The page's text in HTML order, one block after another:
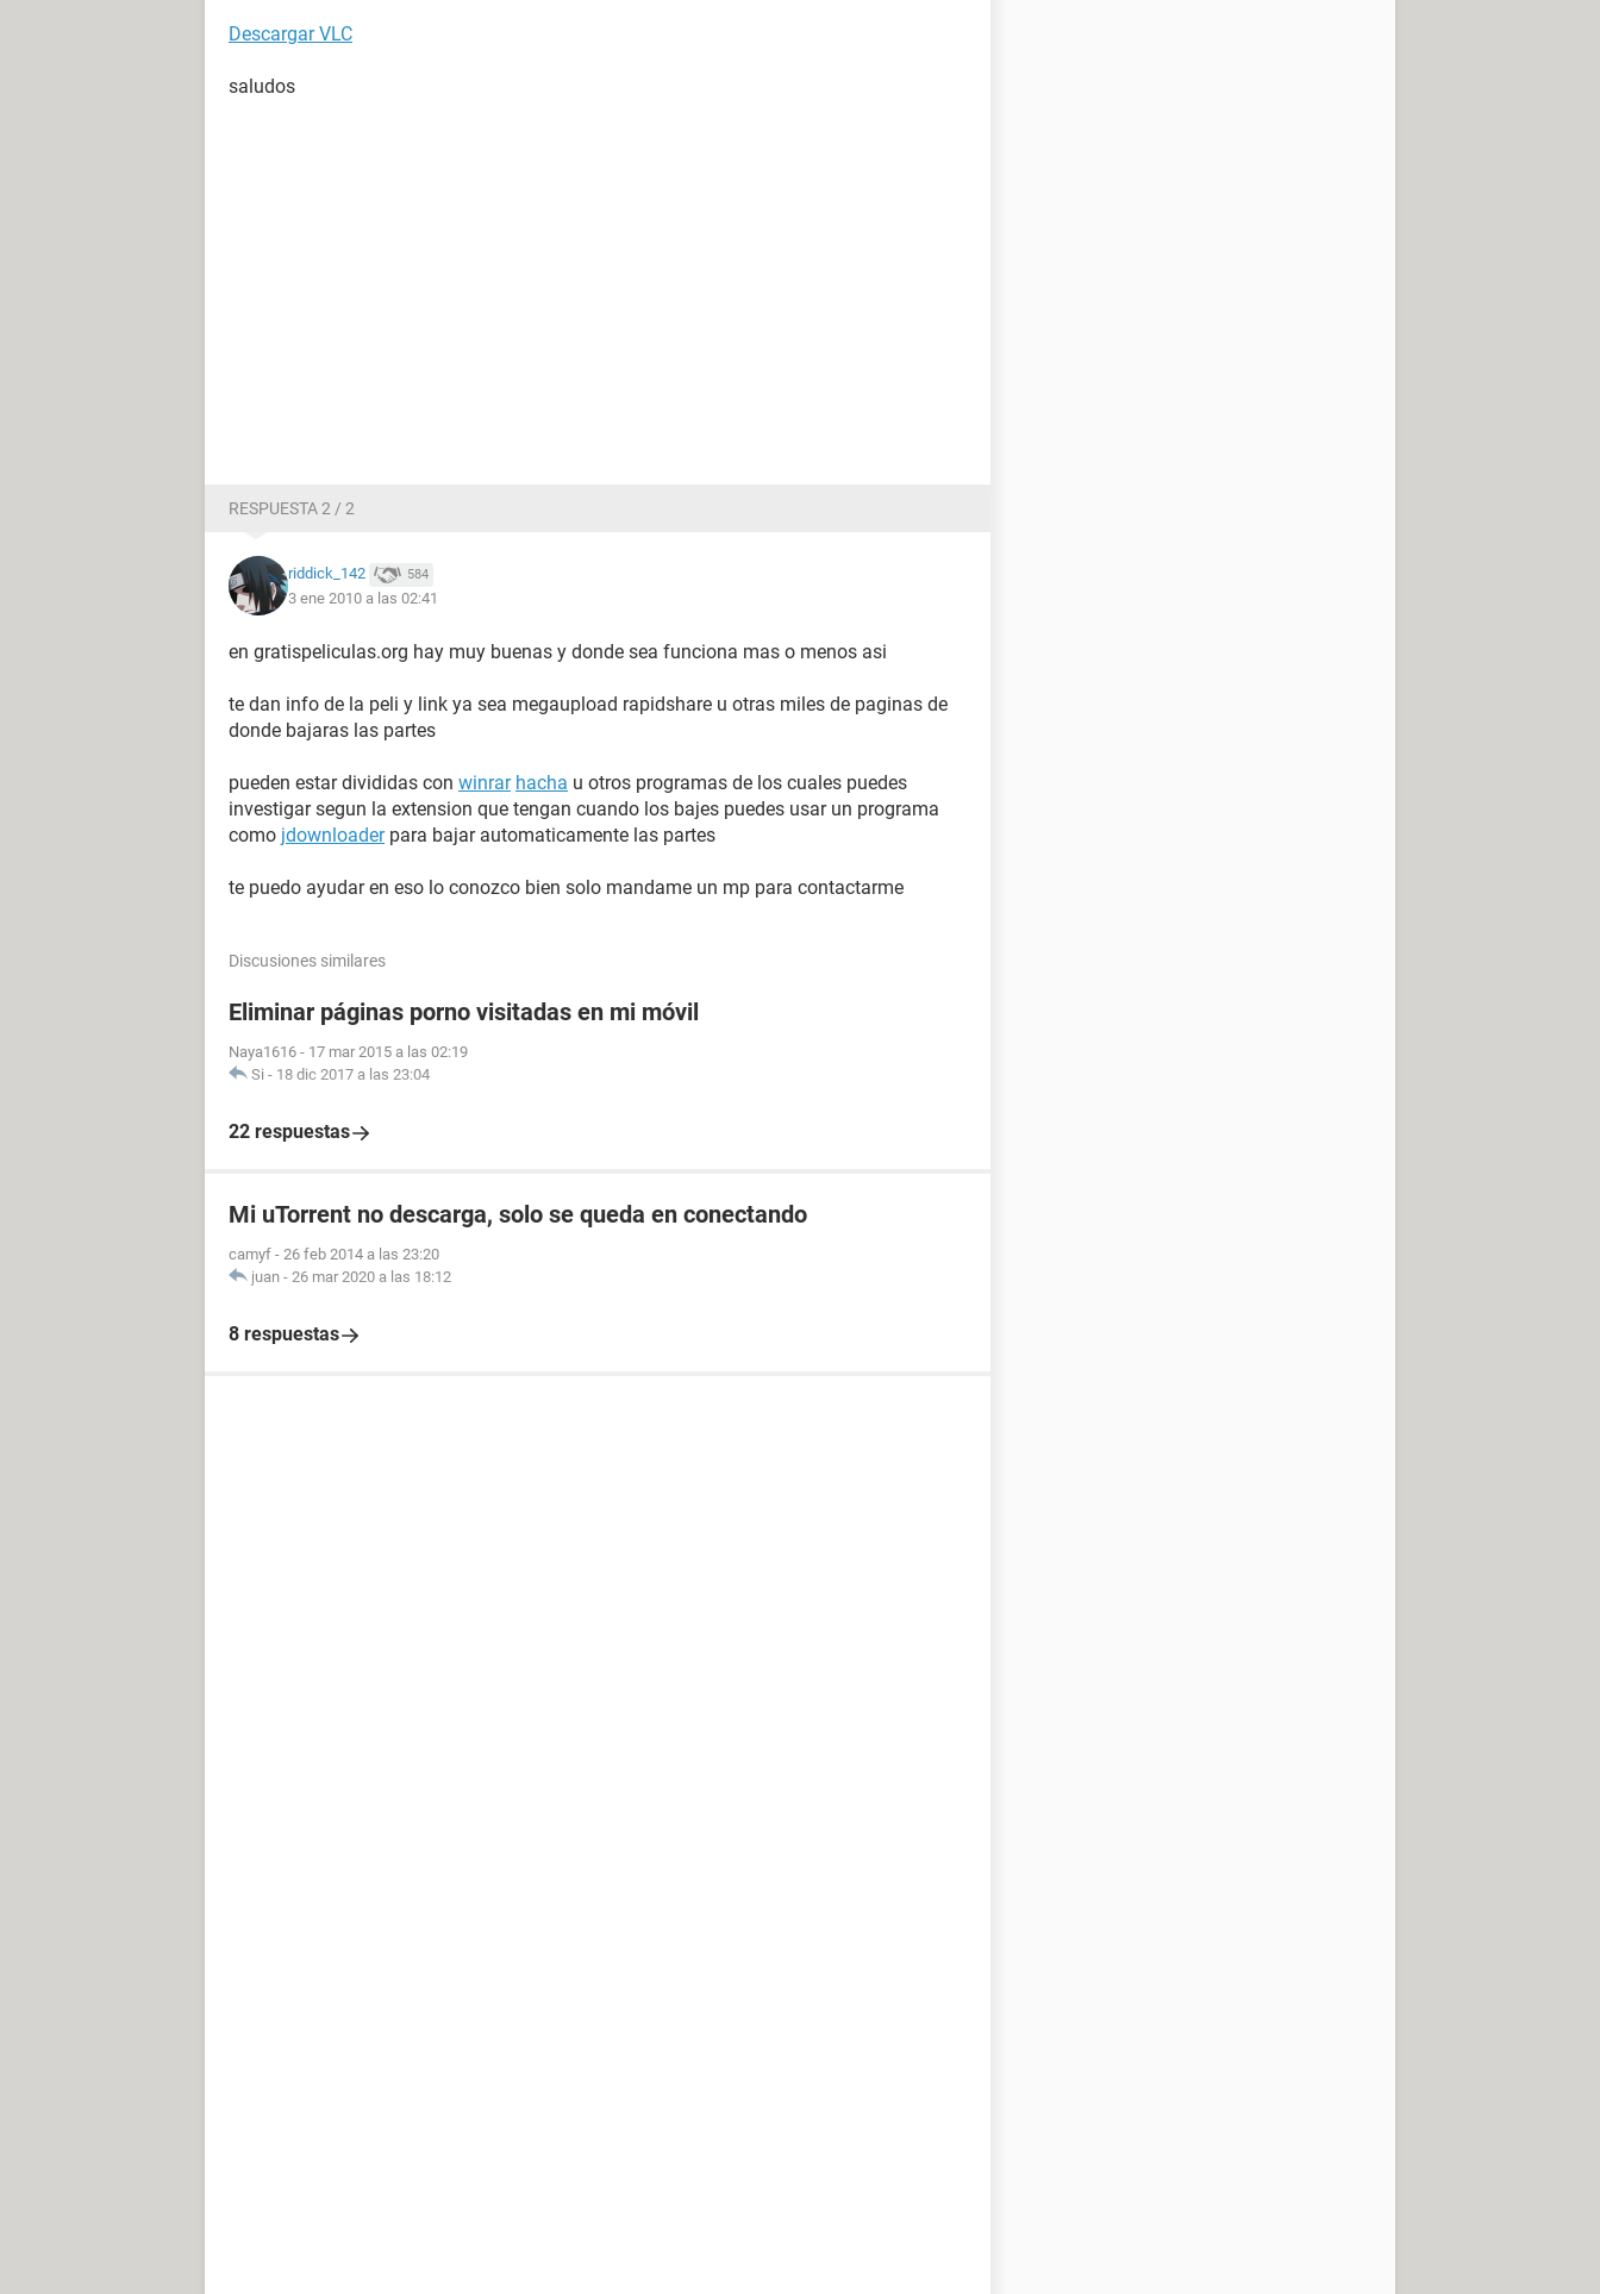
Descargar VLC
saludos
RESPUESTA 2 / 2
riddick_142 584
3 ene 2010 a las 02:41
en gratispeliculas.org hay muy buenas y donde sea funciona mas o menos asi
te dan info de la peli y link ya sea megaupload rapidshare u otras miles de paginas de
donde bajaras las partes
pueden estar divididas con winrar hacha u otros programas de los cuales puedes
investigar segun la extension que tengan cuando los bajes puedes usar un programa
como jdownloaderpara bajar automaticamente las partes
te puedo ayudar en eso lo conozco bien solo mandame un mp para contactarme
Discusiones similares
Eliminar páginas porno visitadas en mi móvil
Naya1616 - 17 mar 2015 a las 02:19
Si - 18 dic 2017 a las 23:04
22 respuestas
Mi uTorrent no descarga, solo se queda en conectando
camyf - 26 feb 2014 a las 23:20
juan - 26 mar 2020 a las 18:12
8 respuestas